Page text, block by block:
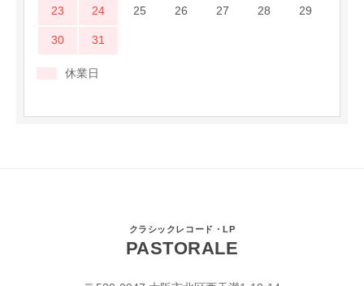
23 24 25 26 27 28 29
30 31
休業日
クラシックレコード・LP
PASTORALE